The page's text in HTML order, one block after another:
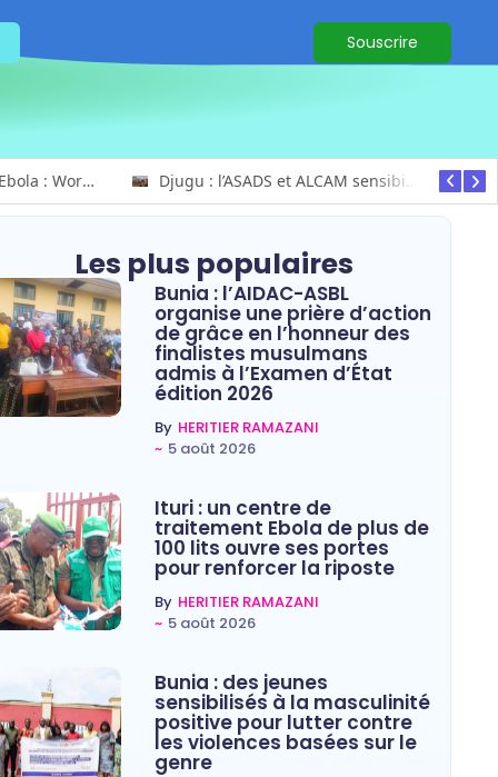
Souscrire
Ituri / Riposte contre Ebola : World Vision forme 50 leaders religieux à Bunia pour transformer la foi en actions contre Ebola Djugu : l’ASADS et ALCAM sensibilisent près de 300 déplacés de Plaine Savo sur la protection des enfants et la cohésion sociale
Les plus populaires
Bunia : l’AIDAC-ASBL
organise une prière d’action
de grâce en l’honneur des
finalistes musulmans
admis à l’Examen d’État
édition 2026
By HERITIER RAMAZANI
~ 5 août 2026
Ituri : un centre de
traitement Ebola de plus de
100 lits ouvre ses portes
pour renforcer la riposte
By HERITIER RAMAZANI
~ 5 août 2026
Bunia : des jeunes
sensibilisés à la masculinité
positive pour lutter contre
les violences basées sur le
genre